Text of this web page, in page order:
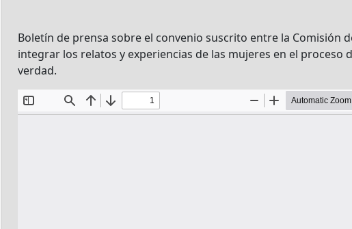
Boletín de prensa sobre el convenio suscrito entre la Comisión
integrar los relatos y experiencias de las mujeres en el proceso
verdad.